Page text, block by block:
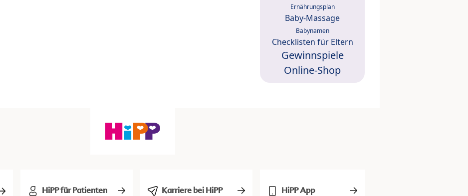
Ernährungsplan
Baby-Massage
Babynamen
Checklisten für Eltern
Gewinnspiele
Online-Shop
HiPP für Patienten Karriere bei HiPP HiPP App